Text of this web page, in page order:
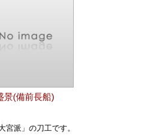
景(備前長船)
宮派」の刀工です。